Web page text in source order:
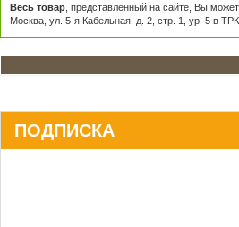
Весь товар , представленный на сайте, Вы
Москва, ул. 5-я Кабельная, д. 2, стр. 1, ур. 5 в
ПОДПИСКА